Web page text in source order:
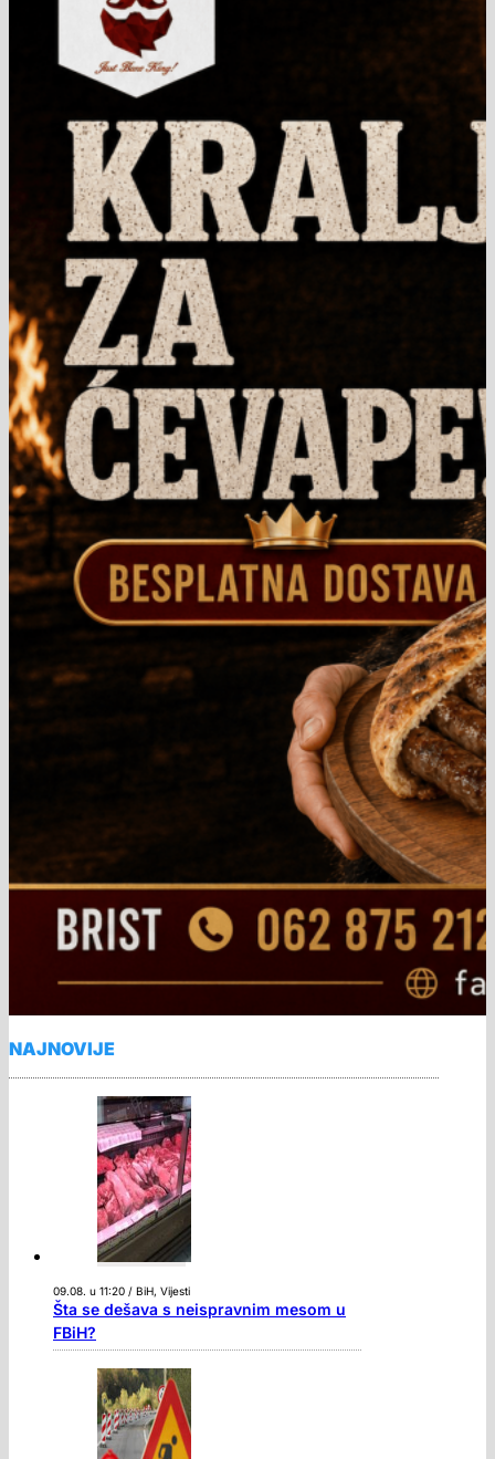
NAJNOVIJE
09.08. u 11:20 / BiH, Vijesti
Šta se dešava s neispravnim mesom u
FBiH?